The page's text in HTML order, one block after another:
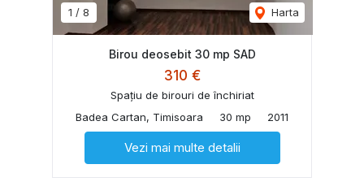
1 / 8 Harta
Birou deosebit 30 mp SAD
310 €
Spațiu de birouri de închiriat
Badea Cartan, Timisoara
30 mp 2011
Vezi mai multe detalii